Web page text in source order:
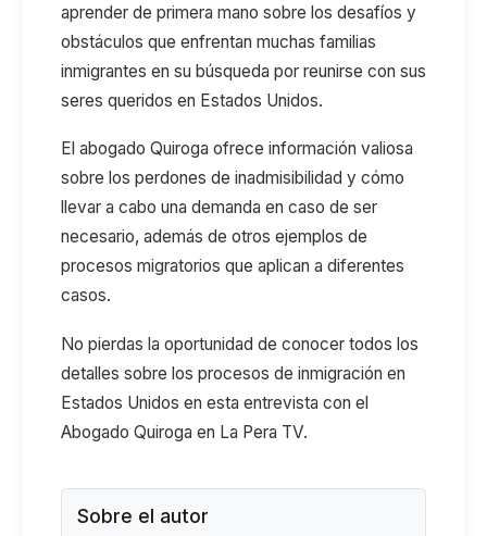
aprender de primera mano sobre los desafíos y
obstáculos que enfrentan muchas familias
inmigrantes en su búsqueda por reunirse con sus
seres queridos en Estados Unidos.
El abogado Quiroga ofrece información valiosa
sobre los perdones de inadmisibilidad y cómo
llevar a cabo una demanda en caso de ser
necesario, además de otros ejemplos de
procesos migratorios que aplican a diferentes
casos.
No pierdas la oportunidad de conocer todos los
detalles sobre los procesos de inmigración en
Estados Unidos en esta entrevista con el
Abogado Quiroga en La Pera TV.
Sobre el autor